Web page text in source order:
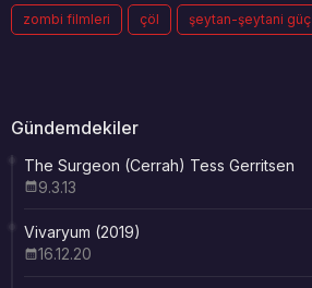
zombi filmleri çöl şeytan-şeytani güç
Gündemdekiler
The Surgeon (Cerrah) Tess Gerritsen
9.3.13
Vivaryum (2019)
16.12.20